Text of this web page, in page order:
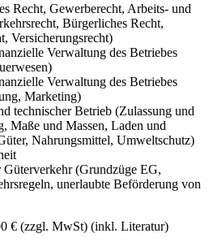
Recht, Gewerberecht, Arbeits- und
Bürgerliches Recht,
Versicherungsrecht)
Verwaltung des Betriebes
Verwaltung des Betriebes
Marketing)
technischer Betrieb (Zulassung und
Maße und Massen, Laden und
Nahrungsmittel, Umweltschutz)
Güterverkehr (Grundzüge EG,
unerlaubte Beförderung von
€ (zzgl. MwSt) (inkl. Literatur)